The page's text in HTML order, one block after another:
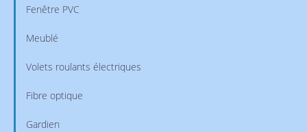
Fenêtre PVC
Meublé
Volets roulants électriques
Fibre optique
Gardien